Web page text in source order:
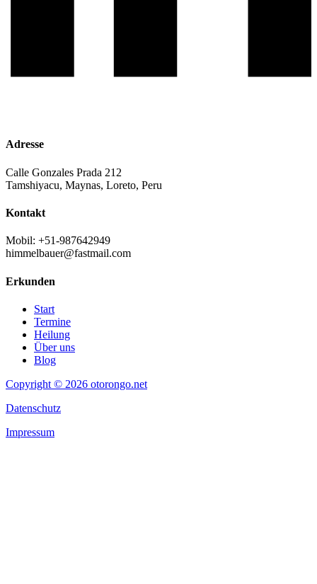
Adresse
Calle Gonzales Prada 212
Tamshiyacu, Maynas, Loreto, Peru
Kontakt
Mobil: +51-987642949
himmelbauer@fastmail.com
Erkunden
Start
Termine
Heilung
Über uns
Blog
Copyright © 2026 otorongo.net
Datenschutz
Impressum